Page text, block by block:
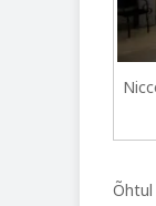
Õhtul